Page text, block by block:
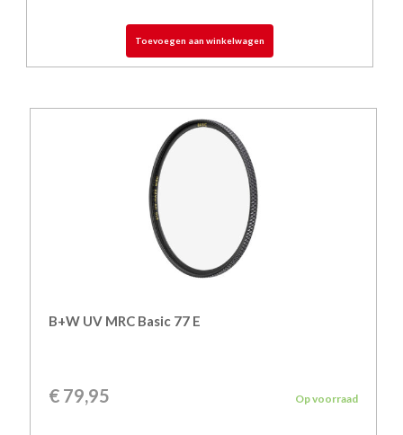
Toevoegen aan winkelwagen
B+W UV MRC Basic 77 E
€79,95 Op voorraad